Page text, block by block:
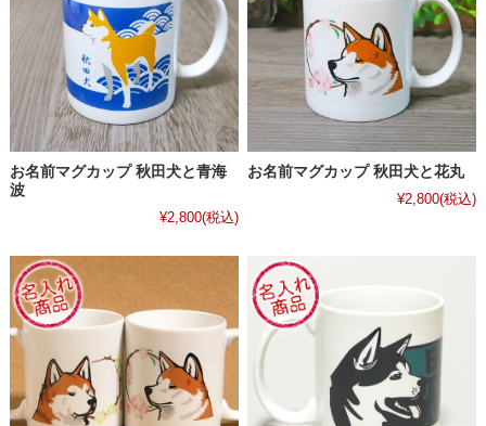
お名前マグカップ 秋田犬と青海
波
¥2,800(税込)
お名前マグカップ 秋田犬と花丸
¥2,800(税込)